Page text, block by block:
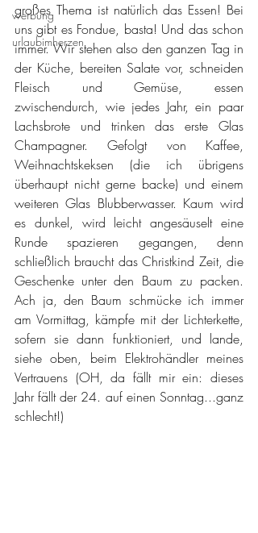
werbung
urlaubimherzen
großes Thema ist natürlich das Essen! Bei
uns gibt es Fondue, basta! Und das schon
immer. Wir stehen also den ganzen Tag in
der Küche, bereiten Salate vor, schneiden
Fleisch und Gemüse, essen
zwischendurch, wie jedes Jahr, ein paar
Lachsbrote und trinken das erste Glas
Champagner. Gefolgt von Kaffee,
Weihnachtskeksen (die ich übrigens
überhaupt nicht gerne backe) und einem
weiteren Glas Blubberwasser. Kaum wird
es dunkel, wird leicht angesäuselt eine
Runde spazieren gegangen, denn
schließlich braucht das Christkind Zeit, die
Geschenke unter den Baum zu packen.
Ach ja, den Baum schmücke ich immer
am Vormittag, kämpfe mit der Lichterkette,
sofern sie dann funktioniert, und lande,
siehe oben, beim Elektrohändler meines
Vertrauens (OH, da fällt mir ein: dieses
Jahr fällt der 24. auf einen Sonntag...ganz
schlecht!)